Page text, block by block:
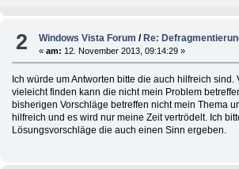
2 Windows Vista Forum /Re:
«am: 12. November 2013, 09:14:29 »
Ich würde um Antworten bitte die auch hilfreich sind.
vieleicht finden kann die nicht mein Problem
bisherigen Vorschläge betreffen nicht mein Thema
hilfreich und es wird nur meine Zeit vertrödelt. Ich
Lösungsvorschläge die auch einen Sinn ergeben.